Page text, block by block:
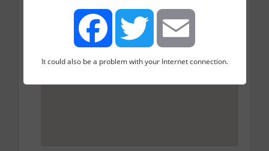
FacebookTwitter Email
It could also be a problem with your Internet connection.